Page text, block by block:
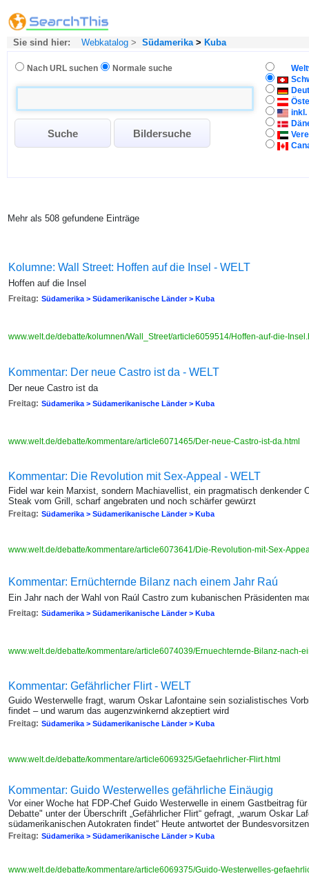
Sie sind hier: Webkatalog > Südamerika> Kuba
Nach URL suchen Normale suche
inkl.
Mehr als 508 gefundene Einträge
Kolumne: Wall Street: Hoffen auf die Insel - WELT
Hoffen auf die Insel
Freitag: Südamerika > Südamerikanische Länder > Kuba
www.welt.de/debatte/kolumnen/Wall_Street/article6059514/Hoffen-auf-die-
Kommentar: Der neue Castro ist da - WELT
Der neue Castro ist da
Freitag: Südamerika > Südamerikanische Länder > Kuba
www.welt.de/debatte/kommentare/article6071465/Der-neue-Castro-ist-da.html
Kommentar: Die Revolution mit Sex-Appeal - WELT
Fidel war kein Marxist, sondern Machiavellist, ein pragmatisch denkender
Steak vom Grill, scharf angebraten und noch schärfer gewürzt
Freitag: Südamerika > Südamerikanische Länder > Kuba
www.welt.de/debatte/kommentare/article6073641/Die-Revolution-mit-Sex-
Kommentar: Ernüchternde Bilanz nach einem Jahr Raú
Ein Jahr nach der Wahl von Raúl Castro zum kubanischen Präsidenten
Freitag: Südamerika > Südamerikanische Länder > Kuba
www.welt.de/debatte/kommentare/article6074039/Ernuechternde-Bilanz-nach-
Kommentar: Gefährlicher Flirt - WELT
Guido Westerwelle fragt, warum Oskar Lafontaine sein sozialistisches
findet – und warum das augenzwinkernd akzeptiert wird
Freitag: Südamerika > Südamerikanische Länder > Kuba
www.welt.de/debatte/kommentare/article6069325/Gefaehrlicher-Flirt.html
Kommentar: Guido Westerwelles gefährliche Einäugig
Vor einer Woche hat FDP-Chef Guido Westerwelle in einem Gastbeitrag
Debatte" unter der Überschrift „Gefährlicher Flirt“ gefragt, „warum Oskar
südamerikanischen Autokraten findet“ Heute antwortet der
Freitag: Südamerika > Südamerikanische Länder > Kuba
www.welt.de/debatte/kommentare/article6069375/Guido-Westerwelles-